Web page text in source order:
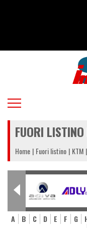
FUORI
Home Fuori listino KTM
A B C D E F G